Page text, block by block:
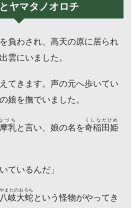
ヤマタノオロチ
負わされ、高天の原に居られ
雲にいました。
てきます。声の元へ歩いてい
娘を撫でいました。
乳
づち
と言い、娘の名を奇稲田姫
くしなだひめ
ているんだ」
八岐大蛇
やまたのおろち
という怪物がやってき